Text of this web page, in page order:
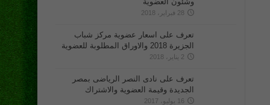
28 فبراير، 2018
تعرف على اسعار عضوية مركز شباب
الجزيرة 2018 والاوراق المطلوبة للعضوية
2 يناير، 2018
تعرف على نادى النصر الرياضى بمصر
الجديدة وقيمة العضوية والاشتراك
16 يوليو، 2017